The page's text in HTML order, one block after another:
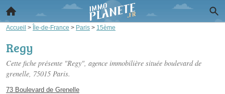
Accueil > Île-de-France > Paris > 15ème
Regy
Cette fiche présente "Regy", agence immobilière située boulevard de
grenelle, 75015 Paris.
73 Boulevard de Grenelle